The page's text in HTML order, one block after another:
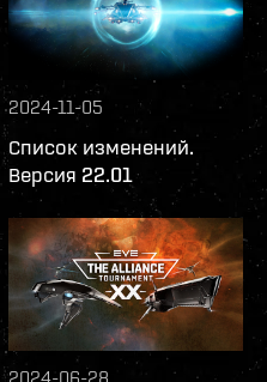
2024-11-05
Список изменений.
Версия 22.01
2024-06-28